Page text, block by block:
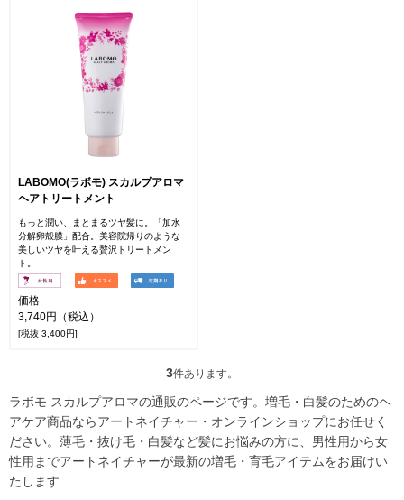
LABOMO(ラボモ) スカルプアロマ
ヘアトリートメント
もっと潤い、まとまるツヤ髪に。「加水
分解卵殻膜」配合。美容院帰りのような
美しいツヤを叶える贅沢トリートメン
ト。
価格
3,740円（税込）
[税抜 3,400円]
3件あります。
ラボモ スカルプアロマの通販のページです。増毛・白髪のためのヘ
アケア商品ならアートネイチャー・オンラインショップにお任せく
ださい。薄毛・抜け毛・白髪など髪にお悩みの方に、男性用から女
性用までアートネイチャーが最新の増毛・育毛アイテムをお届けい
たします